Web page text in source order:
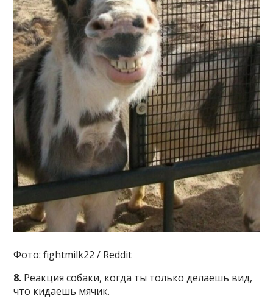
Фото: fightmilk22 / Reddit
8. Реакция собаки, когда ты только делаешь вид,
что кидаешь мячик.